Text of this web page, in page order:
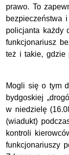
prawo. To
bezpieczeństwa
policjanta każdy
funkcjonariusz
też i takie, gdzie
Mogli się o tym
bydgoskiej
w niedzielę
(wiadukt)
kontroli
funkcjonariuszy